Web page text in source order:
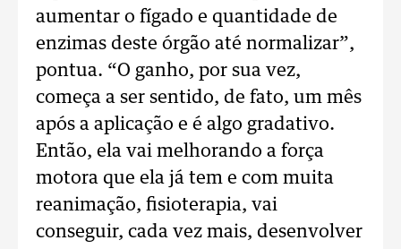
aumentar o fígado e quantidade de
enzimas deste órgão até normalizar”,
pontua. “O ganho, por sua vez,
começa a ser sentido, de fato, um mês
após a aplicação e é algo gradativo.
Então, ela vai melhorando a força
motora que ela já tem e com muita
reanimação, fisioterapia, vai
conseguir, cada vez mais, desenvolver